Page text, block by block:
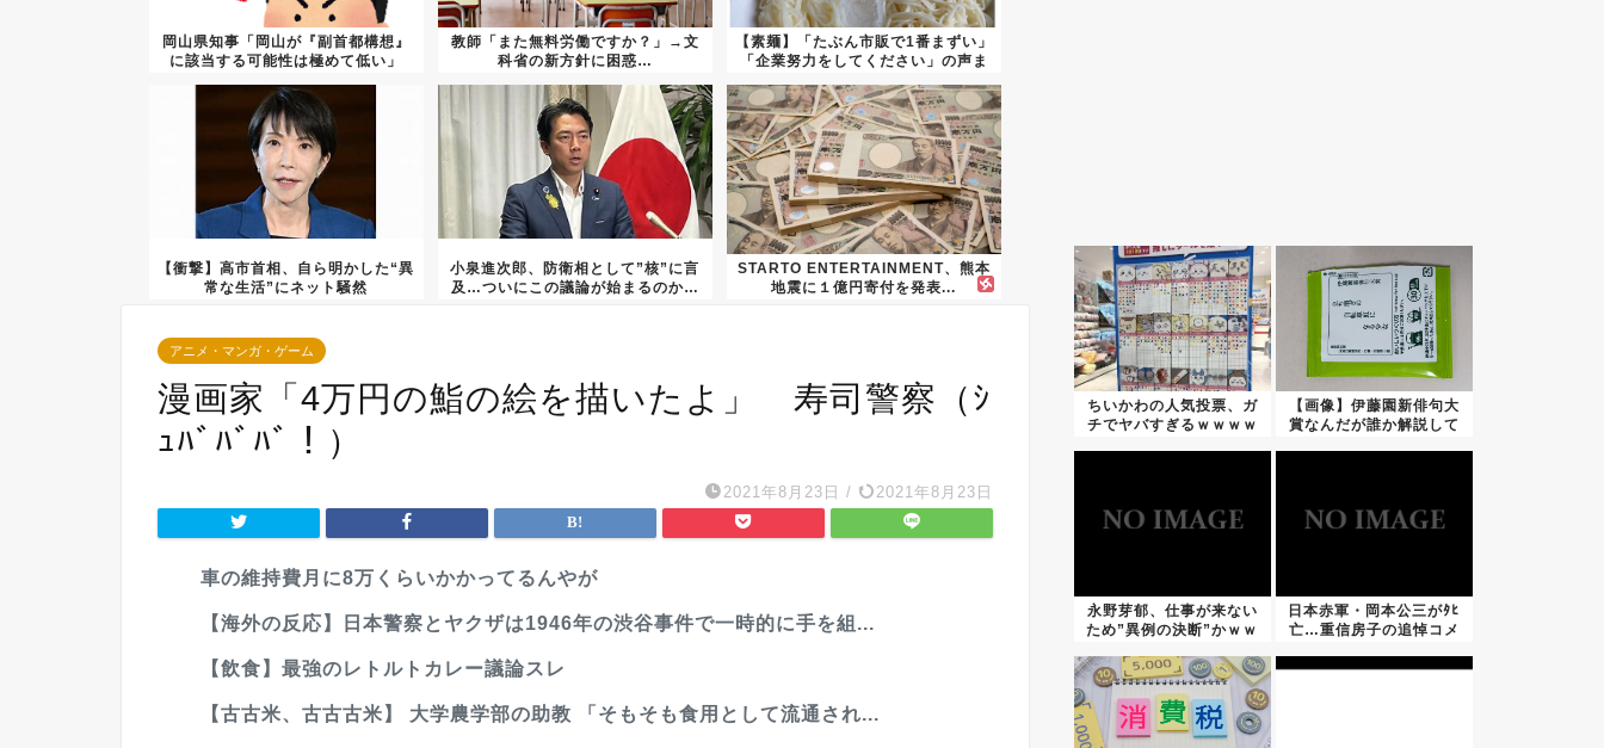
岡山県知事「岡山が『副首都構想』
に該当する可能性は極めて低い」
教師「また無料労働ですか？」→文
科省の新方針に困惑…
【素麺】「たぶん市販で1番まずい」
「企業努力をしてください」の声ま
【衝撃】高市首相、自ら明かした“異
常な生活”にネット騒然
小泉進次郎、防衛相として”核”に言
及…ついにこの議論が始まるのか…
STARTO ENTERTAINMENT、熊本
地震に１億円寄付を発表...
アニメ・マンガ・ゲーム
漫画家「4万円の鮨の絵を描いたよ」 寿司警察（ｼ
ｭﾊﾞﾊﾞﾊﾞ！）
2021年8月23日 / 2021年8月23日
車の維持費月に8万くらいかかってるんやが
【海外の反応】日本警察とヤクザは1946年の渋谷事件で一時的に手を組...
【飲食】最強のレトルトカレー議論スレ
【古古米、古古古米】 大学農学部の助教 「そもそも食用として流通され...
ちいかわの人気投票、ガ
チでヤバすぎるｗｗｗｗ
【画像】伊藤園新俳句大
賞なんだが誰か解説して
永野芽郁、仕事が来ない
ため”異例の決断”かｗｗ
日本赤軍・岡本公三がﾀﾋ
亡…重信房子の追悼コメ